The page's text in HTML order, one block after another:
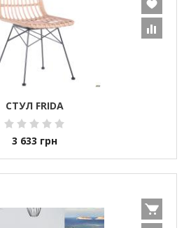
СТУЛ FRIDA
3 633 грн